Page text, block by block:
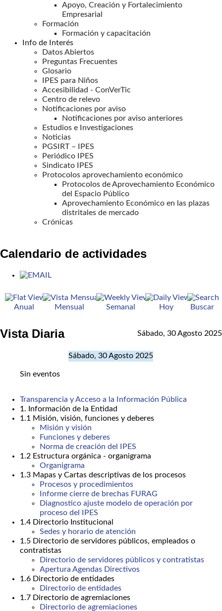
Apoyo, Creación y Fortalecimiento
Empresarial
Formación
Formación y capacitación
Info de Interés
Datos Abiertos
Preguntas Frecuentes
Glosario
IPES para Niños
Accesibilidad - ConVerTic
Centro de relevo
Notificaciones por aviso
Notificaciones por aviso anteriores
Estudios e Investigaciones
Noticias
PGSIRT – IPES
Periódico IPES
Sindicato IPES
Protocolos aprovechamiento económico
Protocolos de Aprovechamiento Económico
del Espacio Público
Aprovechamiento Económico en las plazas
distritales de mercado
Crónicas
Calendario de actividades
Anual Mensual Semanal Hoy Buscar
Vista Diaria Sábado, 30 Agosto 2025
Sábado, 30 Agosto 2025
Sin eventos
Transparencia y Acceso a la Información Pública
1. Información de la Entidad
1.1 Misión, visión, funciones y deberes
Misión y visión
Funciones y deberes
Norma de creación del IPES
1.2 Estructura orgánica - organigrama
Organigrama
1.3 Mapas y Cartas descriptivas de los procesos
Procesos y procedimientos
Informe cierre de brechas FURAG
Diagnostico ajuste modelo de operación por
proceso del IPES
1.4 Directorio Institucional
Sedes y horario de atención
1.5 Directorio de servidores públicos, empleados o
contratistas
Directorio de servidores públicos y contratistas
Apertura Agendas Directivos
1.6 Directorio de entidades
Directorio de entidades
1.7 Directorio de agremiaciones
Directorio de agremiaciones